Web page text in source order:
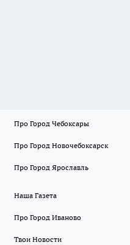
Про Город Чебоксары
Про Город Новочебоксарск
Про Город Ярославль
Наша Газета
Про Город Иваново
Твои Новости